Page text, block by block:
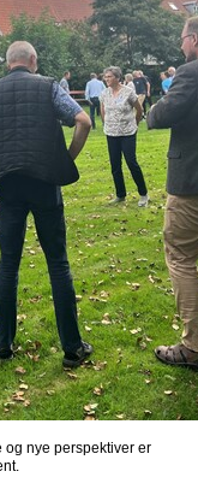
og nye perspektiver er